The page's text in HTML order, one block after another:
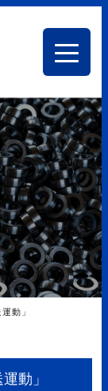
動」
動」